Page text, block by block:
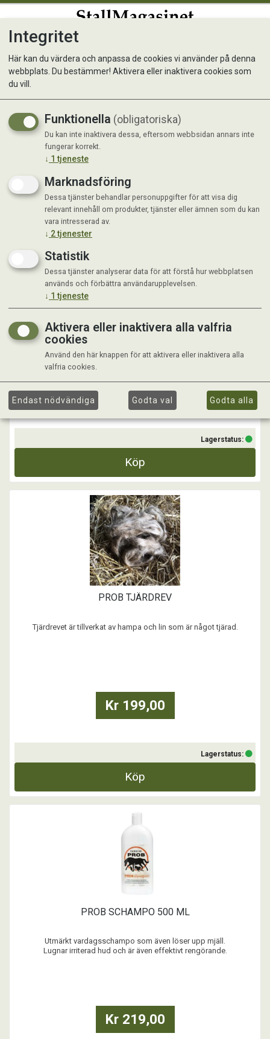
Visar 10 produkter
PROB SOMMAR DEO HUND 200ML
Ger ett lugn och välmående för dina djur
Kr 149,00
Lagerstatus:
Köp
PROB TJÄRDREV
Tjärdrevet är tillverkat av hampa och lin som är något tjärad.
Kr 199,00
Lagerstatus:
Köp
PROB SCHAMPO 500 ML
Utmärkt vardagsschampo som även löser upp mjäll.
Lugnar irriterad hud och är även effektivt rengörande.
Kr 219,00
Integritet
Här kan du värdera och anpassa de cookies vi använder på denna
webbplats. Du bestämmer! Aktivera eller inaktivera cookies som
du vill.
Funktionella (obligatoriska)
Du kan inte inaktivera dessa, eftersom webbsidan annars inte
fungerar korrekt.
↓ 1 tjeneste
Marknadsföring
Dessa tjänster behandlar personuppgifter för att visa dig
relevant innehåll om produkter, tjänster eller ämnen som du kan
vara intresserad av.
↓ 2tjenester
Statistik
Dessa tjänster analyserar data för att förstå hur webbplatsen
används och förbättra användarupplevelsen.
↓ 1 tjeneste
Aktivera eller inaktivera alla valfria
cookies
Använd den här knappen för att aktivera eller inaktivera alla
valfria cookies.
Endast nödvändiga Godta val Godta alla